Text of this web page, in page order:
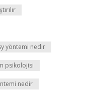
yöntemi nedir
psikolojisi
nedir